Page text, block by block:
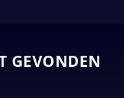
GEVONDEN